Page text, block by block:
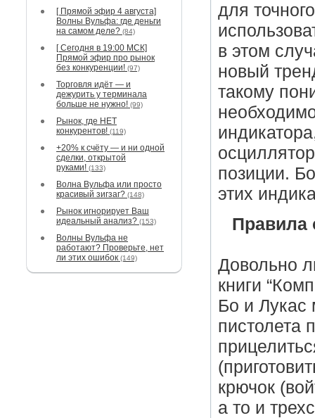
[ Прямой эфир 4 августа]
Волны Вульфа: где деньги
на самом деле? (84)
[ Сегодня в 19:00 МСК]
Прямой эфир про рынок
без конкуренции! (97)
Торговля идёт — и
дежурить у терминала
больше не нужно! (99)
Рынок, где НЕТ
конкурентов! (119)
+20% к счёту — и ни одной
сделки, открытой
руками! (133)
Волна Вульфа или просто
красивый зигзаг? (148)
Рынок игнорирует Ваш
идеальный анализ? (153)
Волны Вульфа не
работают? Проверьте, нет
ли этих ошибок (149)
для
в этом
новый
такому
позиции.
этих
Правила
Довольно
книги
Бо и Лукас
пистолета
крючок
а то и